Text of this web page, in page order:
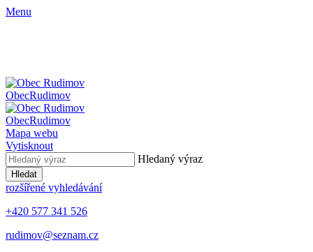
Menu
ObecRudimov
ObecRudimov
Mapa webu
Vytisknout
Hledaný výraz
Hledat
rozšířené vyhledávání
+420 577 341 526
rudimov@seznam.cz